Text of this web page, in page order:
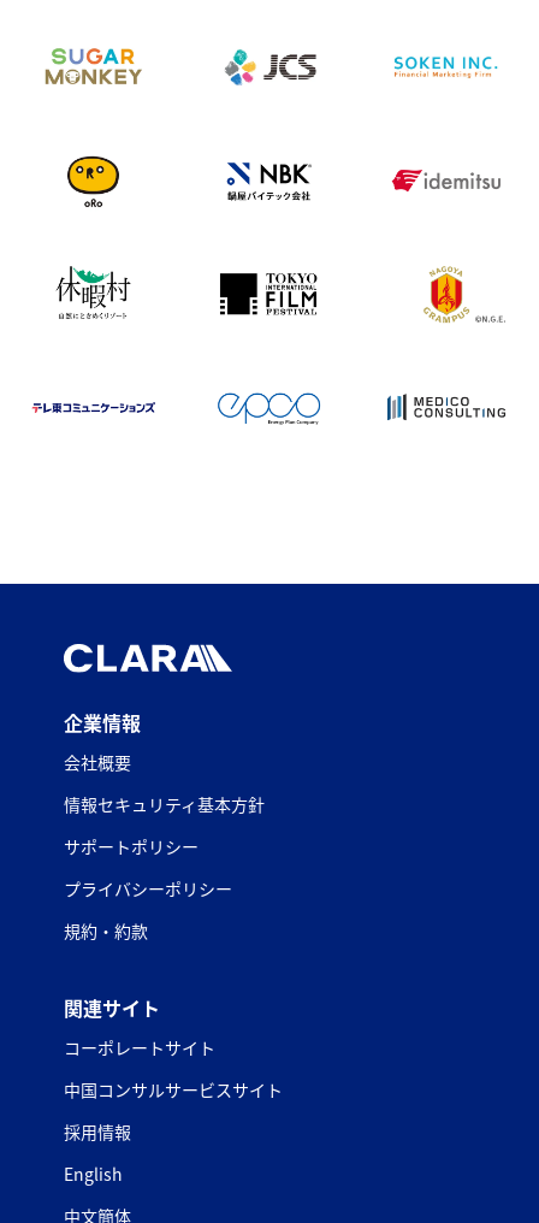
企業情報
会社概要
情報セキュリティ基本方針
サポートポリシー
プライバシーポリシー
規約・約款
関連サイト
コーポレートサイト
中国コンサルサービスサイト
採用情報
English
中文簡体